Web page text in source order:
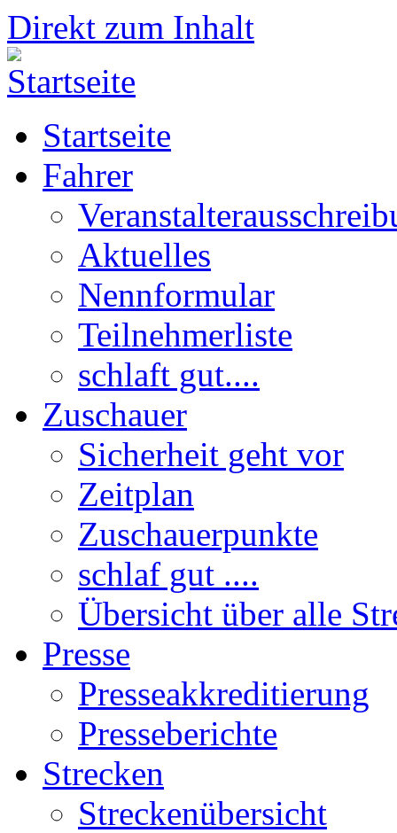
Direkt zum Inhalt
Startseite
Fahrer
Aktuelles
Nennformular
Teilnehmerliste
schlaft gut....
Zuschauer
Sicherheit geht vor
Zeitplan
Zuschauerpunkte
schlaf gut ....
Übersicht über alle
Presse
Presseakkreditierung
Presseberichte
Strecken
Streckenübersicht